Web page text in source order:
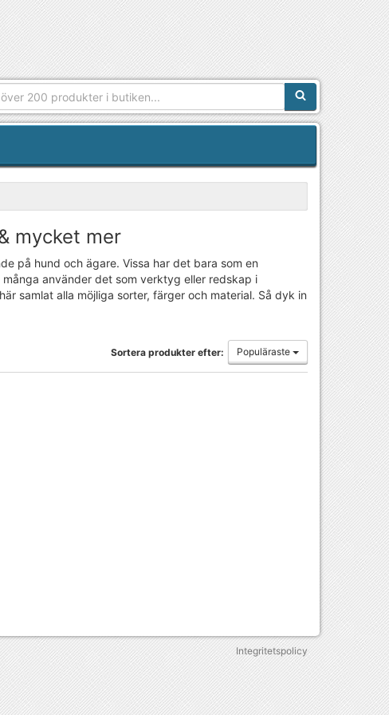
Sökfras:
mycket mer
på hund och ägare. Vissa har det bara som en
använder det som verktyg eller redskap i
samlat alla möjliga sorter, färger och material. Så dyk in
Sortera produkter efter: Populäraste
Integritetspolicy